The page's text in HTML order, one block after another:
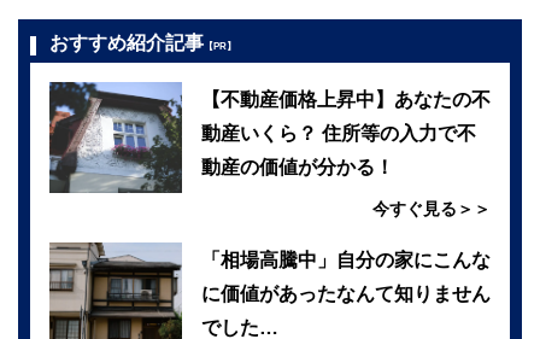
おすすめ紹介記事 【PR】
【不動産価格上昇中】あなたの不
動産いくら？ 住所等の入力で不
動産の価値が分かる！
今すぐ見る＞＞
「相場高騰中」自分の家にこんな
に価値があったなんて知りません
でした…